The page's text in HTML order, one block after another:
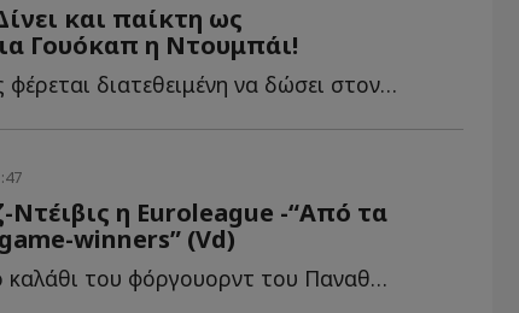
και παίκτη ως
Γουόκαπ η Ντουμπάι!
Ποιον παίκτη της φέρεται διατεθειμένη να δώσει στον Ο...
Ντέιβις η Euroleague -“Από τα
winners” (Vd)
To βίντεο από το καλάθι του φόργουορντ του Παναθηναϊκού, π...